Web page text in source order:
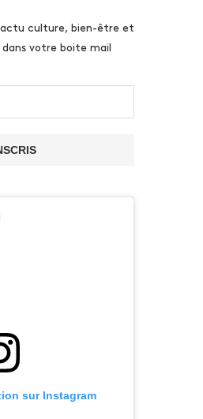
culture, bien-être et
votre boite mail
sur Instagram